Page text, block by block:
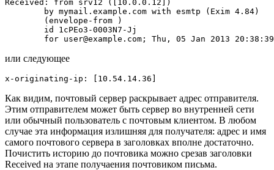
Received: from srv12 ([10.0.0.12])
	(envelope-from
)
или следующее
Как видим, почтовый сервер раскрывает адрес отправителя.
Этим отправителем может быть сервер во внутренней сети
или обычный пользователь с почтовым клиентом. В любом
случае эта информация излишняя для получателя: адрес и имя
самого почтового сервера в заголовках вполне достаточно.
Почистить историю до почтовика можно срезав заголовки
Received на этапе получаения почтовиком письма.